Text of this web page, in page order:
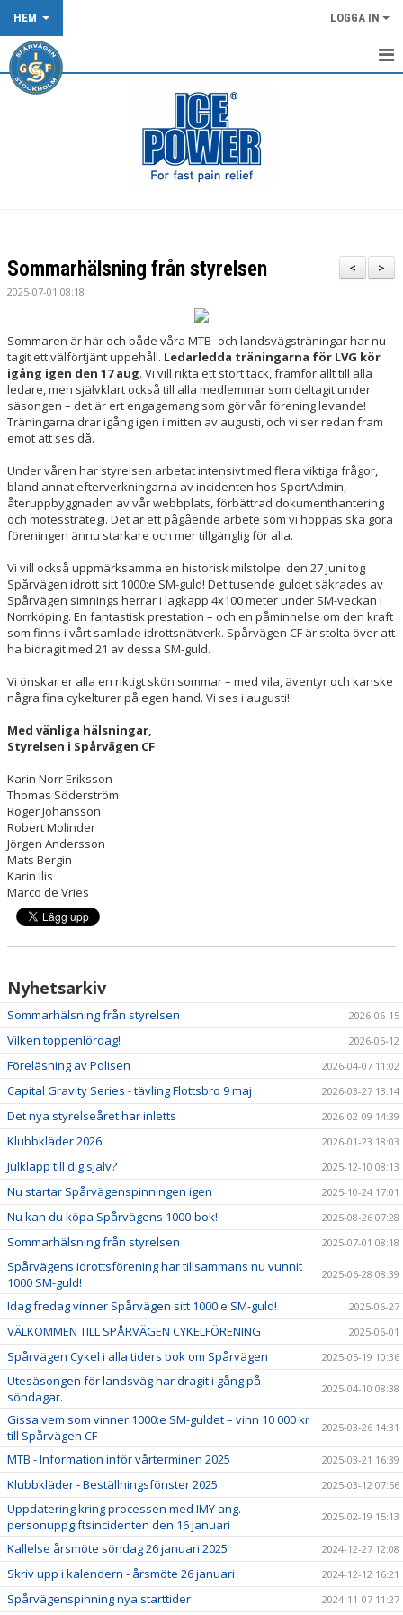
HEM LOGGA IN
START
TÄVLING/LOPP
SPÅRVÄGEN FLOWTRAIL OCH XCO-SPÅRET
MTB
>
<
Sommarhälsning från styrelsen
2025-07-01 08:18
Sommaren är här och både våra MTB- och landsvägsträningar har nu
tagit ett välförtjänt uppehåll. Ledarledda träningarna för LVG kör
igång igen den 17 aug. Vi vill rikta ett stort tack, framför allt till alla
ledare, men självklart också till alla medlemmar som deltagit under
säsongen – det är ert engagemang som gör vår förening levande!
Träningarna drar igång igen i mitten av augusti, och vi ser redan fram
emot att ses då.
Under våren har styrelsen arbetat intensivt med flera viktiga frågor,
bland annat efterverkningarna av incidenten hos SportAdmin,
återuppbyggnaden av vår webbplats, förbättrad dokumenthantering
och mötesstrategi. Det är ett pågående arbete som vi hoppas ska göra
föreningen ännu starkare och mer tillgänglig för alla.
Vi vill också uppmärksamma en historisk milstolpe: den 27 juni tog
Spårvägen idrott sitt 1000:e SM-guld! Det tusende guldet säkrades av
Spårvägen simnings herrar i lagkapp 4x100 meter under SM-veckan i
Norrköping. En fantastisk prestation – och en påminnelse om den kraft
som finns i vårt samlade idrottsnätverk. Spårvägen CF är stolta över att
ha bidragit med 21 av dessa SM-guld.
Vi önskar er alla en riktigt skön sommar – med vila, äventyr och kanske
några fina cykelturer på egen hand. Vi ses i augusti!
Med vänliga hälsningar,
Styrelsen i Spårvägen CF
Karin Norr Eriksson
Thomas Söderström
Roger Johansson
Robert Molinder
Jörgen Andersson
Mats Bergin
Karin Ilis
Marco de Vries
Nyhetsarkiv
Sommarhälsning från styrelsen 2026-06-15
Vilken toppenlördag! 2026-05-12
Föreläsning av Polisen 2026-04-07 11:02
Capital Gravity Series - tävling Flottsbro 9 maj 2026-03-27 13:14
Det nya styrelseåret har inletts 2026-02-09 14:39
Klubbkläder 2026 2026-01-23 18:03
Julklapp till dig själv? 2025-12-10 08:13
Nu startar Spårvägenspinningen igen 2025-10-24 17:01
Nu kan du köpa Spårvägens 1000-bok! 2025-08-26 07:28
Sommarhälsning från styrelsen 2025-07-01 08:18
Spårvägens idrottsförening har tillsammans nu vunnit
1000 SM-guld!
2025-06-28 08:39
Idag fredag vinner Spårvägen sitt 1000:e SM-guld! 2025-06-27
VÄLKOMMEN TILL SPÅRVÄGEN CYKELFÖRENING 2025-06-01
Spårvägen Cykel i alla tiders bok om Spårvägen 2025-05-19 10:36
Utesäsongen för landsväg har dragit i gång på
söndagar.
2025-04-10 08:38
Gissa vem som vinner 1000:e SM-guldet – vinn 10 000 kr
till Spårvägen CF
2025-03-26 14:31
MTB - Information inför vårterminen 2025 2025-03-21 16:39
Klubbkläder - Beställningsfönster 2025 2025-03-12 07:56
Uppdatering kring processen med IMY ang.
personuppgiftsincidenten den 16 januari
2025-02-19 15:13
Kallelse årsmöte söndag 26 januari 2025 2024-12-27 12:08
Skriv upp i kalendern - årsmöte 26 januari 2024-12-12 16:21
Spårvägenspinning nya starttider 2024-11-07 11:27